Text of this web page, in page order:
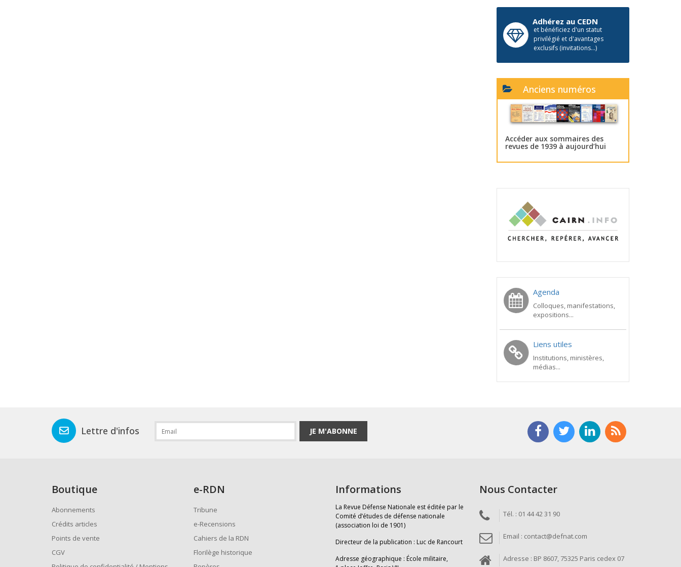
Adhérez au CEDN
et bénéficiez d'un statut
privilégié et d'avantages
exclusifs (invitations...)
Anciens numéros
Accéder aux sommaires des
revues de 1939 à aujourd’hui
Agenda
Colloques, manifestations,
expositions...
Liens utiles
Institutions, ministères,
médias...
Lettre d'infos JE M'ABONNE
Boutique
Abonnements
Crédits articles
Points de vente
CGV
e-RDN
Tribune
e-Recensions
Cahiers de la RDN
Florilège historique
Informations
La Revue Défense Nationale est éditée par le
Comité d’études de défense nationale
(association loi de 1901)
Directeur de la publication : Luc de Rancourt
Adresse géographique : École militaire,
Nous Contacter
Tél. : 01 44 42 31 90
Email : contact@defnat.com
Adresse : BP 8607, 75325 Paris cedex 07